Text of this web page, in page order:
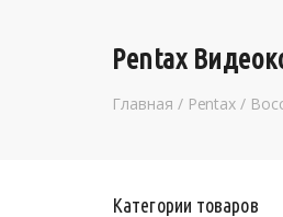
Pentax
Главная / Pentax /
Категории товаров